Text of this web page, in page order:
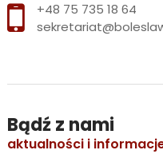
+48 75 735 18 64
Bądź z nami
aktualności i